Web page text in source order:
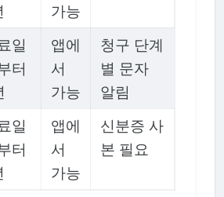
가능
일
터
앱에
서
가능
청구 단계
별 문자
알림
일
터
앱에
서
가능
신분증 사
본 필요